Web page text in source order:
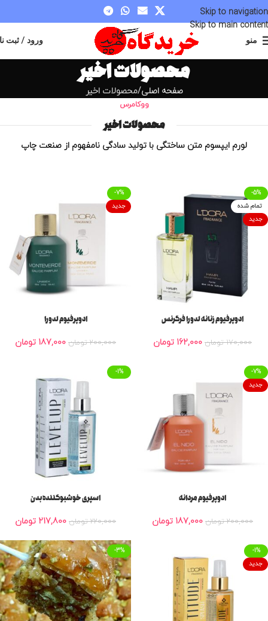
Skip to navigation
Skip to main content
منو ورود / ثبت
محصولات اخیر
صفحه اصلی محصولات اخیر
ووکامرس
محصولات اخیر
لورم ایپسوم متن ساختگی با تولید سادگی نامفهوم از صنعت چاپ
-5%
تمام شده
جدید
ادوپرفیوم زنانه لدورا فرگرنس
170,000 تومان 162,000 تومان
-7%
جدید
ادوپرفیوم لدورا
200,000 تومان 187,000 تومان
-7%
جدید
ادوپرفیوم مردانه
200,000 تومان 187,000 تومان
-1%
اسپری خوشبوکننده بدن
220,000 تومان 217,800 تومان
-1%
جدید
-3%